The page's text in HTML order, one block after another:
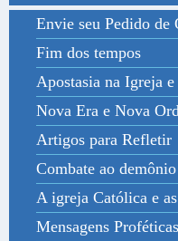
Envie seu Pedido de
Fim dos tempos
Apostasia na Igreja
Nova Era e Nova
Artigos para Refletir
Combate ao demônio
A igreja Católica e
Mensagens Proféticas